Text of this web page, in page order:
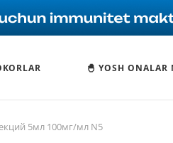
🐣 YOSH ONALAR
5мл 100мг/мл N5